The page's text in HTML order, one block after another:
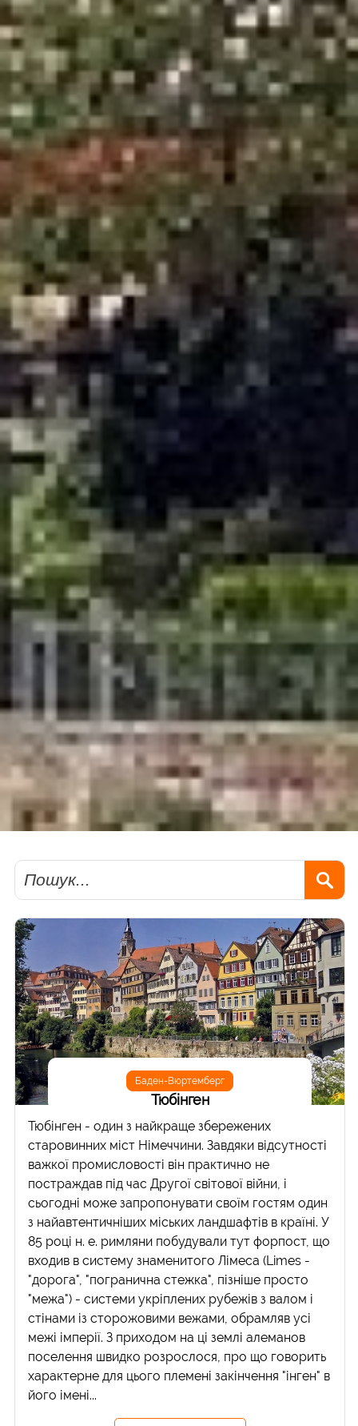
Пошук
Баден-Вюртемберг
Тюбінген
Тюбінген - один з найкраще збережених
старовинних міст Німеччини. Завдяки відсутності
важкої промисловості він практично не
постраждав під час Другої світової війни, і
сьогодні може запропонувати своїм гостям один
з найавтентичніших міських ландшафтів в країні. У
85 році н. е. римляни побудували тут форпост, що
входив в систему знаменитого Лімеса (Limes -
"дорога", "погранична стежка", пізніше просто
"межа") - системи укріплених рубежів з валом і
стінами із сторожовими вежами, обрамляв усі
межі імперії. З приходом на ці землі алеманов
поселення швидко розрослося, про що говорить
характерне для цього племені закінчення "інген" в
його імені...